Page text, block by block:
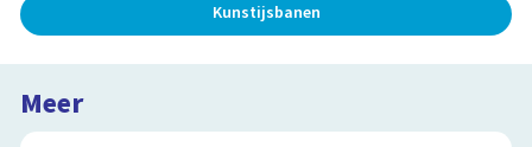
Kunstijsbanen
Meer